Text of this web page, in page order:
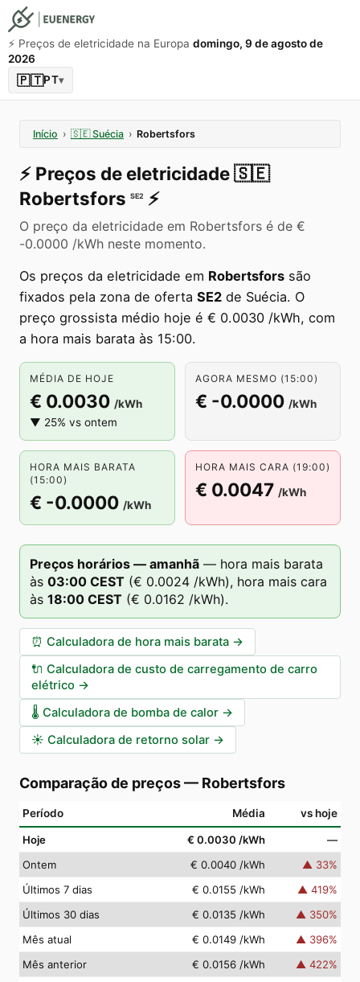
⚡️ Preços de eletricidade na Europa domingo, 9 de agosto de
2026
🇵🇹PT▾
Início › 🇸🇪 Suécia › Robertsfors
⚡️ Preços de eletricidade🇸🇪
Robertsfors SE2 ⚡️
O preço da eletricidade em Robertsfors é de €
-0.0000 /kWh neste momento.
Os preços da eletricidade em Robertsfors são
fixados pela zona de oferta SE2 de Suécia. O
preço grossista médio hoje é € 0.0030 /kWh, com
a hora mais barata às 15:00.
MÉDIA DE HOJE
€ 0.0030 /kWh
▼ 25% vs ontem
AGORA MESMO (15:00)
€ -0.0000 /kWh
HORA MAIS BARATA
(15:00)
€ -0.0000 /kWh
HORA MAIS CARA (19:00)
€ 0.0047 /kWh
Preços horários — amanhã — hora mais barata
às 03:00 CEST (€ 0.0024 /kWh), hora mais cara
às 18:00 CEST (€ 0.0162 /kWh).
⏰ Calculadora de hora mais barata →
🔌 Calculadora de custo de carregamento de carro
elétrico →
🌡️ Calculadora de bomba de calor →
☀️ Calculadora de retorno solar →
Comparação de preços— Robertsfors
Período Média vs hoje
Hoje € 0.0030 /kWh
—
Ontem
€ 0.0040 /kWh ▲ 33%
Últimos 7 dias
€ 0.0155 /kWh ▲ 419%
Últimos 30 dias
€ 0.0135 /kWh ▲ 350%
Mês atual
€ 0.0149 /kWh ▲ 396%
Mês anterior
€ 0.0156 /kWh ▲ 422%